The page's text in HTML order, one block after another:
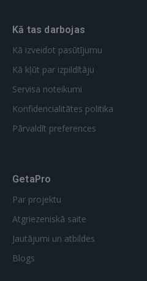
Kā tas darbojas
Kā izveidot pasūtījumu
Kā kļūt par izpildītāju
Servisa noteikumi
Konfidencialitātes politika
Pārvaldīt preferences
GetaPro
Par projektu
Atgriezeniskā saite
Jautājumi un atbildes
Blogs